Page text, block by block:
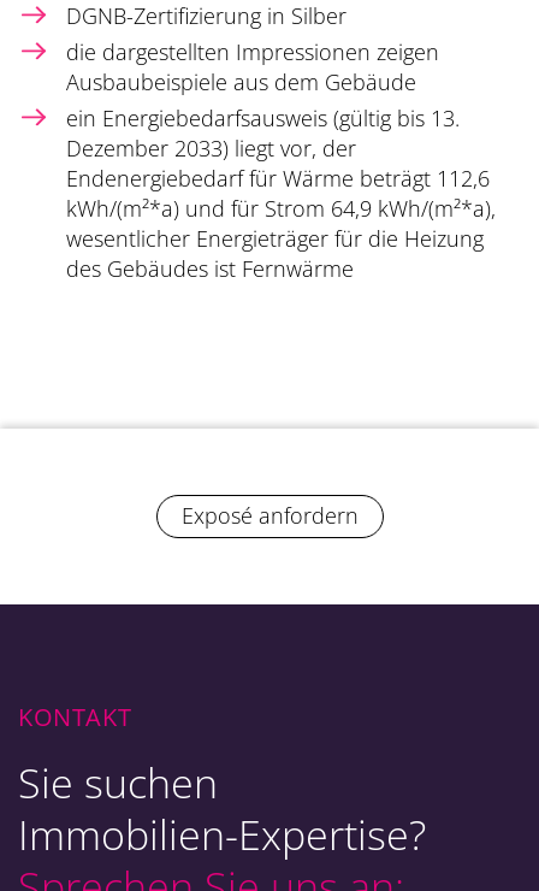
DGNB-Zertifizierung in Silber
die dargestellten Impressionen zeigen
Ausbaubeispiele aus dem Gebäude
ein Energiebedarfsausweis (gültig bis 13.
Dezember 2033) liegt vor, der
Endenergiebedarf für Wärme beträgt 112,6
kWh/(m²*a) und für Strom 64,9 kWh/(m²*a),
wesentlicher Energieträger für die Heizung
des Gebäudes ist Fernwärme
Exposé anfordern
KONTAKT
Sie suchen
Immobilien-Expertise?